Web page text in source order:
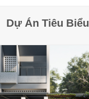
Dự Án Tiêu Biểu